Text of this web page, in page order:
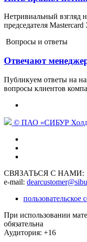
Нетривиальный взгляд
председателя
Вопросы и ответы
Отвечают
Публикуем ответы на
вопросы клиентов
© ПАО «СИБУР
СВЯЗАТЬСЯ С НАМИ:
e-mail:
пользовательское
При использовании
обязательна
Аудитория: +16